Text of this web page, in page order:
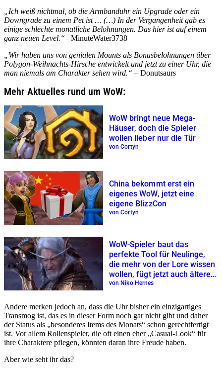
„Ich weiß nichtmal, ob die Armbanduhr ein Upgrade oder ein
Downgrade zu einem Pet ist … (…) In der Vergangenheit gab es
einige schlechte monatliche Belohnungen. Das hier ist auf einem
ganz neuen Level.“– MinuteWater3738
„Wir haben uns von genialen Mounts als Bonusbelohnungen über
Polygon-Weihnachts-Hirsche entwickelt und jetzt zu einer Uhr, die
man niemals am Charakter sehen wird.“ – Donutsaurs
Mehr Aktuelles rund um WoW:
WoW bringt neue Mega-
Häuser, doch die Spieler
wollen lieber nur die Tür
von Cortyn
China bekommt erst ein
eigenes WoW, jetzt eine
eigene BlizzCon
von Cortyn
WoW-Spieler baut das
perfekte Tool für Neulinge,
die mehr von der Lore wissen
wollen, fügt jetzt auch ältere
Erweiterungen hinzu
von Niko Hernes
Andere merken jedoch an, dass die Uhr bisher ein einzigartiges
Transmog ist, das es in dieser Form noch gar nicht gibt und daher
der Status als „besonderes Items des Monats“ schon gerechtfertigt
ist. Vor allem Rollenspieler, die oft einen eher „Casual-Look“ für
ihre Charaktere pflegen, könnten daran ihre Freude haben.
Aber wie seht ihr das?